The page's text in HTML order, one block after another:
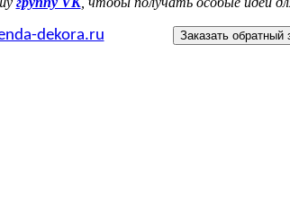
dekora.ru Заказать обратный